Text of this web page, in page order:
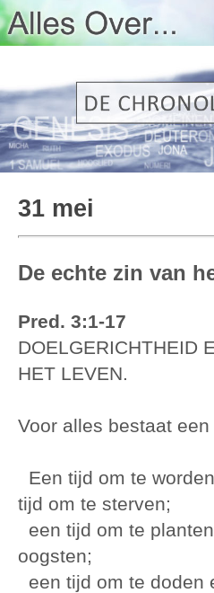
31 mei
De echte zin van
Pred. 3:1-17
DOELGERICHTHEID
HET LEVEN.
Voor alles bestaat
Een tijd om te
tijd om te sterven;
een tijd om te
oogsten;
een tijd om te doden